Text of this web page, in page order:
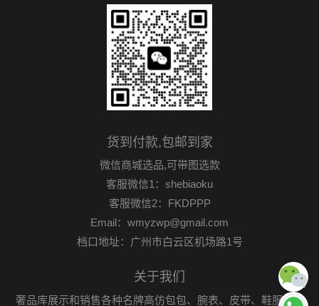
货到付款,包邮到家
微信商城选品,可带图选款
客服微信1：shebiaoku
客服微信2：FKDPPP
Email：wmyzwp@gmail.com
档口地址：广州市白云区机场路1号
关于我们
奢品库展示和销售各种名牌高仿包包、腕表、皮带、鞋服首饰